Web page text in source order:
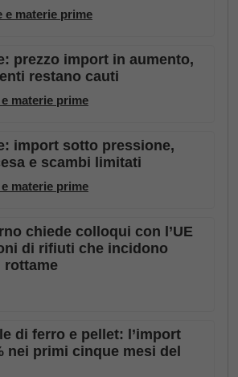
e materie prime
prezzo import in aumento,
restano cauti
materie prime
import sotto pressione,
e scambi limitati
materie prime
chiede colloqui con l’UE
di rifiuti che incidono
rottame
di ferro e pellet: l’import
nei primi cinque mesi del